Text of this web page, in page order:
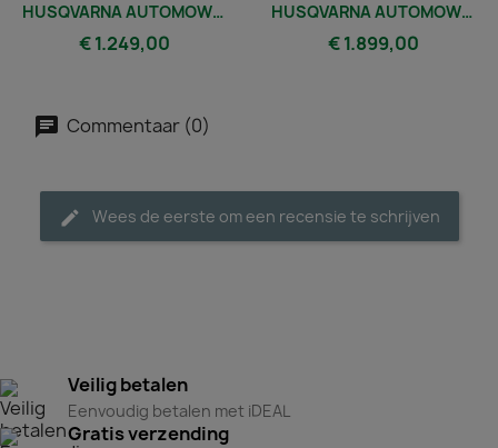
HUSQVARNA AUTOMOWER® 305
€ 1.249,00
HUSQVARNA AUTOMOWER® 315 MARK II
€ 1.899,00
Commentaar (0)
Wees de eerste om een recensie te schrijven
Veilig betalen
Eenvoudig betalen met iDEAL
Gratis verzending